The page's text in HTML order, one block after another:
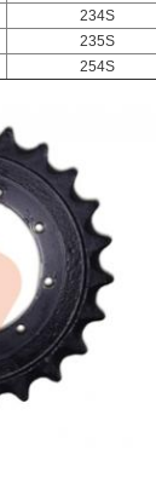
234S
235S
254S